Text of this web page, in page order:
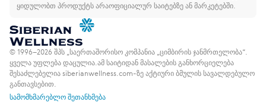
ყიდულობთ პროდუქტს არაოფიციალურ საიტებზე ან მარკეტებში.
© 1996–2026 შპს „საერთაშორისო კომპანია „ციმბირის ჯანმრთელობა“.
ყველა უფლება დაცულია. ამ საიტიდან მასალების განხორციელება
შესაძლებელია siberianwellness.com-ზე აქტიური ბმულის სავალდებულო
განთავსებით.
სამომხმარებლო შეთანხმება